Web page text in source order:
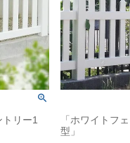
トリー1
「ホワイトフ
型」